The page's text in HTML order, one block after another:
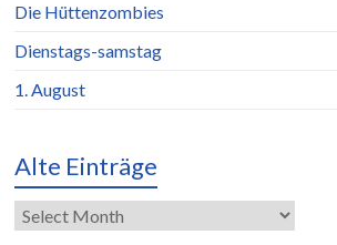
Die Hüttenzombies
Dienstags-samstag
1. August
Alte Einträge
Alte
Einträge